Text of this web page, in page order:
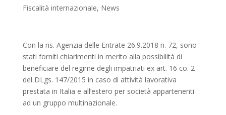
Fiscalità internazionale, News
Con la ris. Agenzia delle Entrate 26.9.2018 n. 72, sono
stati forniti chiarimenti in merito alla possibilità di
beneficiare del regime degli impatriati ex art. 16 co. 2
del DLgs. 147/2015 in caso di attività lavorativa
prestata in Italia e all’estero per società appartenenti
ad un gruppo multinazionale.